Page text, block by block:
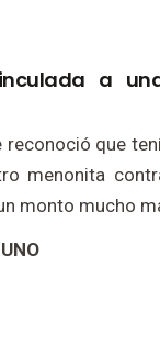
a
reconoció que
menonita
monto mucho